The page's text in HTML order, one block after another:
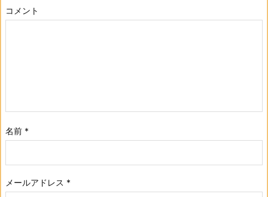
コメント
名前 *
メールアドレス *